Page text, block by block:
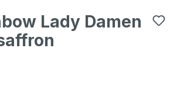
Lady Damen